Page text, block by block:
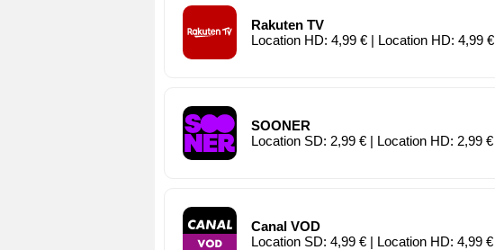
Rakuten TV
Location HD: 4,99 € | Location HD: 4,99 €
SOONER
Location SD: 2,99 € | Location HD: 2,99 €
Canal VOD
Location SD: 4,99 € | Location HD: 4,99 €